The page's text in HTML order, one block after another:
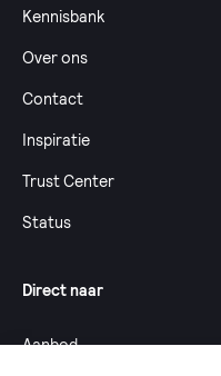
Kennisbank
Over ons
Contact
Inspiratie
Trust Center
Status
Direct naar
Aanbod